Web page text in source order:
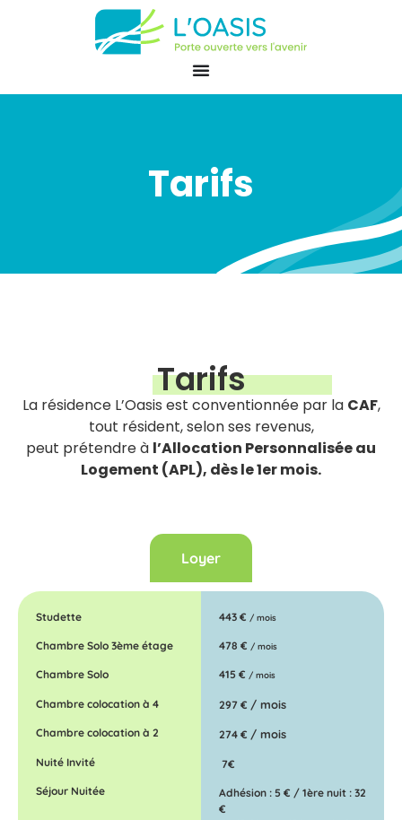
Tarifs
Tarifs
La résidence L’Oasis est conventionnée par la CAF,
tout résident, selon ses revenus,
peut prétendre à l’Allocation Personnalisée au
Logement (APL), dès le 1er mois.
Loyer
Studette
Chambre Solo 3ème étage
Chambre Solo
Chambre colocation à 4
Chambre colocation à 2
Nuité Invité
Séjour Nuitée
443 € / mois
478 € / mois
415 € / mois
297 € / mois
274 € / mois
7€
Adhésion : 5 € / 1ère nuit : 32
€